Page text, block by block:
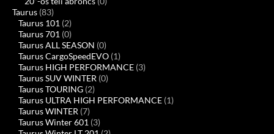
Taurus (83)
Taurus 101 (2)
Taurus 701 (0)
Taurus ALL SEASON (0)
Taurus CargoSpeedEVO (1)
Taurus HIGH PERFORMANCE (3)
Taurus SUV WINTER (0)
Taurus TOURING (2)
Taurus ULTRA HIGH PERFORMANCE (1)
Taurus WINTER (7)
Taurus Winter 601 (3)